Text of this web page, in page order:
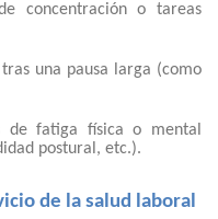
concentración o tareas
una pausa larga (como
de fatiga física o mental
postural, etc.).
de la salud laboral